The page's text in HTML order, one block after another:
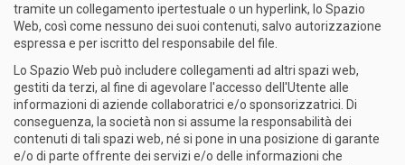
tramite un collegamento ipertestuale o un hyperlink, lo Spazio
Web, così come nessuno dei suoi contenuti, salvo autorizzazione
espressa e per iscritto del responsabile del file.
Lo Spazio Web può includere collegamenti ad altri spazi web,
gestiti da terzi, al fine di agevolare l'accesso dell'Utente alle
informazioni di aziende collaboratrici e/o sponsorizzatrici. Di
conseguenza, la società non si assume la responsabilità dei
contenuti di tali spazi web, né si pone in una posizione di garante
e/o di parte offrente dei servizi e/o delle informazioni che